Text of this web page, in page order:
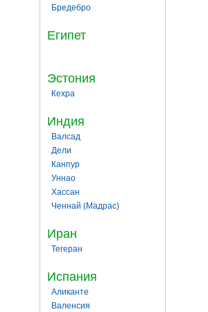
Бредебро
Египет
Эстония
Кехра
Индия
Валсад
Дели
Канпур
Уннао
Хассан
Ченнай (Мадрас)
Иран
Тегеран
Испания
Аликанте
Валенсия